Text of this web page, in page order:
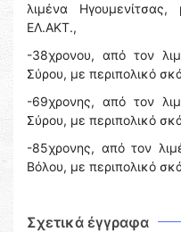
λιμένα
ΕΛ.ΑΚΤ.,
-38χρονου, από τον
Σύρου, με περιπολικό
-69χρονης, από τον
Σύρου, με περιπολικό
-85χρονης, από τον
Βόλου, με περιπολικό
Σχετικά έγγραφα